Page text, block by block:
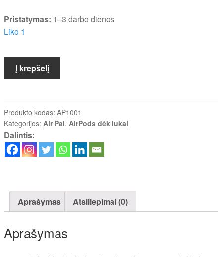
Pristatymas: 1–3 darbo dienos
Liko 1
produkto
kiekis:
-
Premium
Į krepšelį
Produkto kodas: AP1001
Kategorijos: Air Pal, AirPods dėkliukai
Dalintis:
Aprašymas Atsiliepimai (0)
Aprašymas